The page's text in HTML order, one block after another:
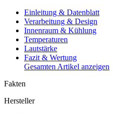
Einleitung & Datenblatt
Verarbeitung & Design
Innenraum & Kühlung
Temperaturen
Lautstärke
Fazit & Wertung
Gesamten Artikel anzeigen
Fakten
Hersteller